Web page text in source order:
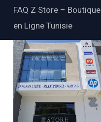
FAQ Z Store – Boutique
en Ligne Tunisie